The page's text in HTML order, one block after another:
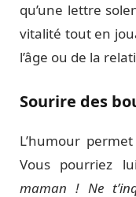
qu’une lettre
vitalité tout en
l’âge ou de la
Sourire des
L’humour
Vous pourriez
maman ! Ne